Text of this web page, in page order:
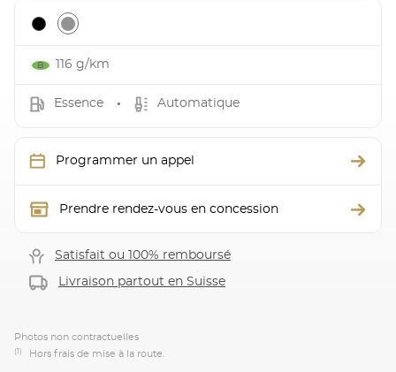
116 g/km
Essence Automatique
Programmer un appel
Prendre rendez-vous en concession
Satisfait ou 100% remboursé
Livraison partout en Suisse
Photos non contractuelles
(1) Hors frais de mise à la route.